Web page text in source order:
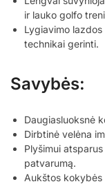
ir lauko golfo
Lygiavimo
technikai gerinti.
Savybės:
Daugiasluoksnė
Dirbtinė velėna
Plyšimui
patvarumą.
Aukštos kokybės